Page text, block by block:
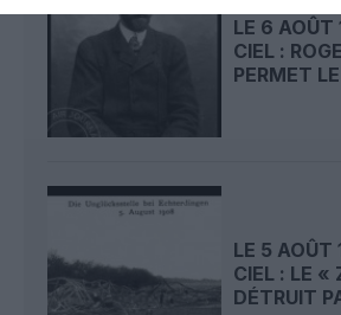
LE 6 AOÛT
CIEL :
PERMET
LE 5 AOÛT
CIEL : LE «
DÉTRUIT